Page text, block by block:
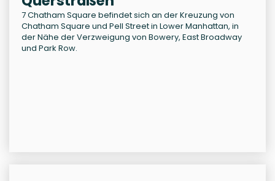
7 Chatham Square befindet sich an der Kreuzung von
Chatham Square und Pell Street in Lower Manhattan, in
der Nähe der Verzweigung von Bowery, East Broadway
und Park Row.